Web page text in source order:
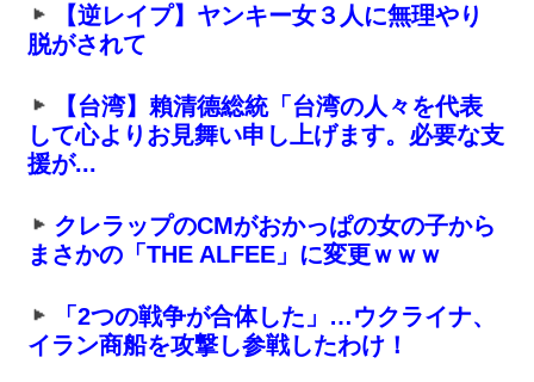
【逆レイプ】ヤンキー女３人に無理やり
脱がされて
【台湾】賴清德総統「台湾の人々を代表
して心よりお見舞い申し上げます。必要な支
援が...
クレラップのCMがおかっぱの女の子から
まさかの「THE ALFEE」に変更ｗｗｗ
「2つの戦争が合体した」…ウクライナ、
イラン商船を攻撃し参戦したわけ！